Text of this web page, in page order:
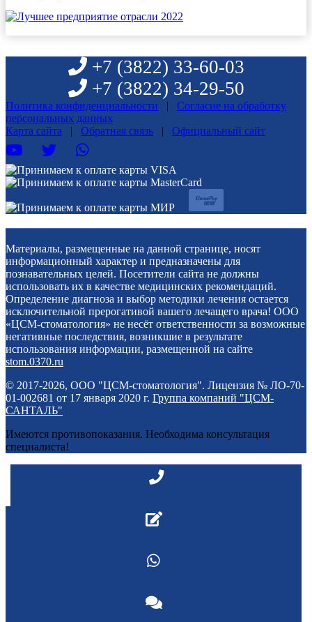
+7 (3822) 33-60-03
+7 (3822) 34-29-50
Политика конфиденциальности |
Согласие на обработку
персональных данных
Карта сайта
| Обратная связь | Официальный сайт
Материалы, размещенные на данной странице, носят
информационный характер и предназначены для
познавательных целей. Посетители сайта не должны
использовать их в качестве медицинских рекомендаций.
Определение диагноза и выбор методики лечения остается
исключительной прерогативой вашего лечащего врача! ООО
«ЦСМ-стоматология» не несёт ответственности за возможные
негативные последствия, возникшие в результате
использования информации, размещенной на сайте
stom.0370.ru
© 2017-2026, ООО "ЦСМ-стоматология". Лицензия № ЛО-70-
01-002681 от 17 января 2020 г. Группа компаний "ЦСМ-
САНТАЛЬ"
Имеются противопоказания. Необходима консультация
специалиста!